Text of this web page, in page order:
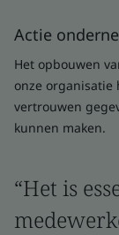
Actie
Het opbouwen
onze organisatie
vertrouwen
kunnen maken.
“Het is